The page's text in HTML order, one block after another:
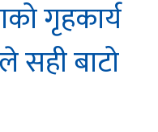
गृहकार्य
सही बाटो